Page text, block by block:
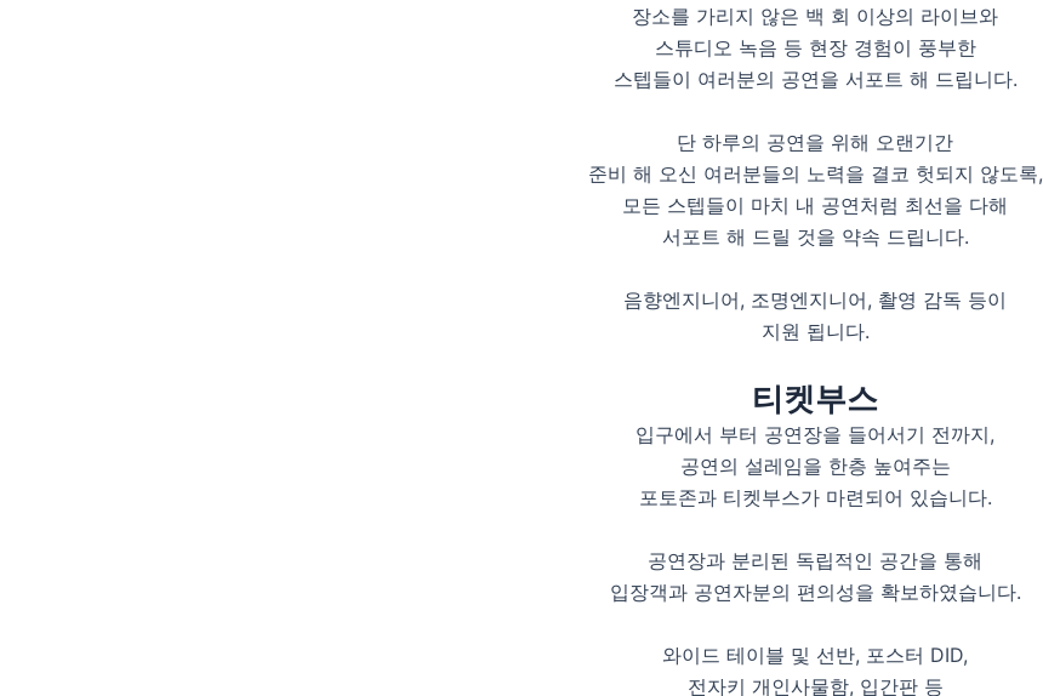
장소를 가리지 않은 백 회 이상의 라이브와
스튜디오 녹음 등 현장 경험이 풍부한
스텝들이 여러분의 공연을 서포트 해 드립니다.
단 하루의 공연을 위해 오랜기간
준비 해 오신 여러분들의 노력을 결코 헛되지 않도록,
모든 스텝들이 마치 내 공연처럼 최선을 다해
서포트 해 드릴 것을 약속 드립니다.
음향엔지니어, 조명엔지니어, 촬영 감독 등이
지원 됩니다.
티켓부스
입구에서 부터 공연장을 들어서기 전까지,
공연의 설레임을 한층 높여주는
포토존과 티켓부스가 마련되어 있습니다.
공연장과 분리된 독립적인 공간을 통해
입장객과 공연자분의 편의성을 확보하였습니다.
와이드 테이블 및 선반, 포스터 DID,
전자키 개인사물함, 입간판 등